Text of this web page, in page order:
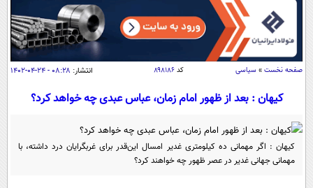
سواد زندگی
اقتصاد
اقتصادی
جامعه
حوادث
سلامت
بین الملل
سیاست خارجی
فرهنگ و هنر
صفحه نخست » سیاسی کد ۸۹۸۱۸۶ انتشار: ۰۸:۲۸ - ۲۴-۰۴-۱۴۰۲
کیهان : بعد از ظهور امام زمان، عباس عبدی چه خواهد کرد؟
کیهان : اگر مهمانی ده کیلومتری غدیر امسال این‌قدر برای غربگرایان درد داشته، با
مهمانی جهانی غدیر در عصر ظهور چه خواهند کرد؟